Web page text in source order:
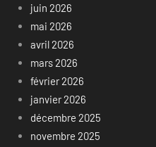
juin 2026
mai 2026
avril 2026
mars 2026
février 2026
janvier 2026
décembre 2025
novembre 2025